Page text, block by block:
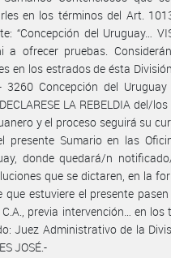
en los términos del Art.
“Concepción del Uruguay…
ofrecer pruebas.
en los estrados de ésta
Concepción del Uruguay
LA REBELDIA del/
y el proceso seguirá su
Sumario en las
donde quedará/n
que se dictaren, en la
estuviere el presente
previa intervención… en los
Juez Administrativo de la
JOSÉ.-